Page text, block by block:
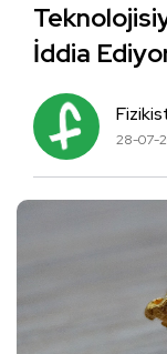
İddia
28-07-